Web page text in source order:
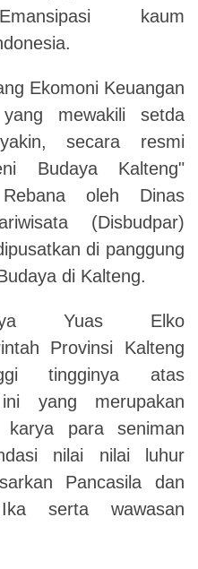
kaum
Ekomoni Keuangan
mewakili setda
secara resmi
Budaya Kalteng"
oleh Dinas
(Disbudpar)
di panggung
di Kalteng.
Yuas Elko
Provinsi Kalteng
tingginya atas
yang merupakan
para seniman
nilai nilai luhur
Pancasila dan
serta wawasan